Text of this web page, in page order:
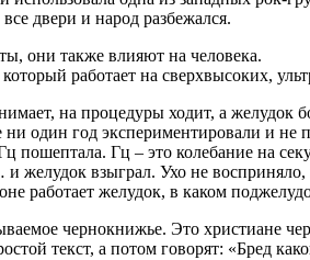
двери и народ разбежался.
они также влияют на человека.
работает на сверхвысоких,
на процедуры ходит, а желудок
один год экспериментировали и не
пошептала. Гц – это колебание на
желудок взыграл. Ухо не
работает желудок, в каком
чернокнижье. Это христиане
текст, а потом говорят: «Бред